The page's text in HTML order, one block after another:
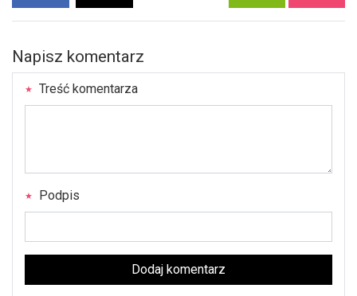
Napisz komentarz
Treść komentarza
Podpis
Dodaj komentarz